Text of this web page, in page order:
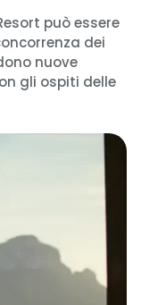
può essere
dei
nuove
gli ospiti delle